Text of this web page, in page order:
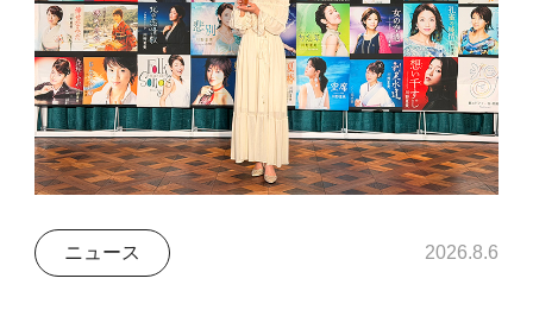
ニュース 2026.8.6